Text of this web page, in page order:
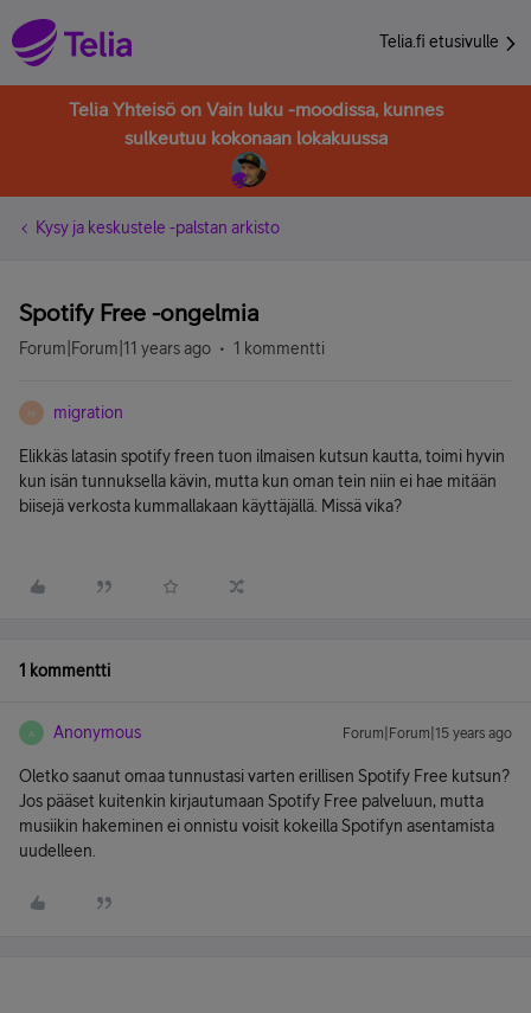
Telia.fi etusivulle
Telia Yhteisö on Vain luku -moodissa, kunnes
sulkeutuu kokonaan lokakuussa
Kysy ja keskustele -palstan arkisto
Spotify Free -ongelmia
Forum|Forum|11 years ago 1 kommentti
M migration
Elikkäs latasin spotify freen tuon ilmaisen kutsun kautta, toimi hyvin
kun isän tunnuksella kävin, mutta kun oman tein niin ei hae mitään
biisejä verkosta kummallakaan käyttäjällä. Missä vika?
1 kommentti
A Anonymous Forum|Forum|15 years ago
Oletko saanut omaa tunnustasi varten erillisen Spotify Free kutsun?
Jos pääset kuitenkin kirjautumaan Spotify Free palveluun, mutta
musiikin hakeminen ei onnistu voisit kokeilla Spotifyn asentamista
uudelleen.